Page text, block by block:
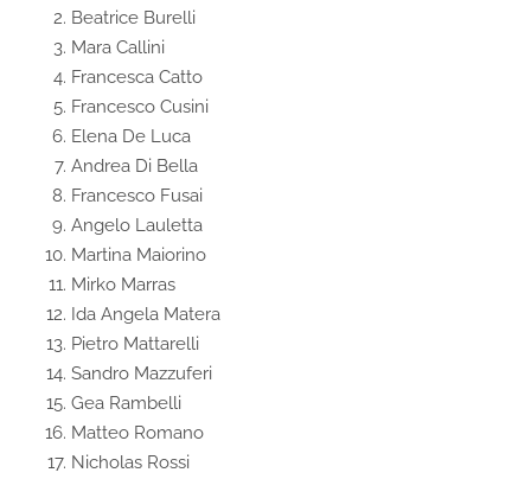
Beatrice Burelli
Mara Callini
Francesca Catto
Francesco Cusini
Elena De Luca
Andrea Di Bella
Francesco Fusai
Angelo Lauletta
Martina Maiorino
Mirko Marras
Ida Angela Matera
Pietro Mattarelli
Sandro Mazzuferi
Gea Rambelli
Matteo Romano
Nicholas Rossi